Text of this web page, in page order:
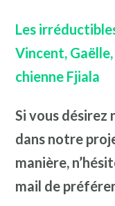
Les
Vincent,
chienne Fjiala
Si vous
dans notre
manière,
mail de